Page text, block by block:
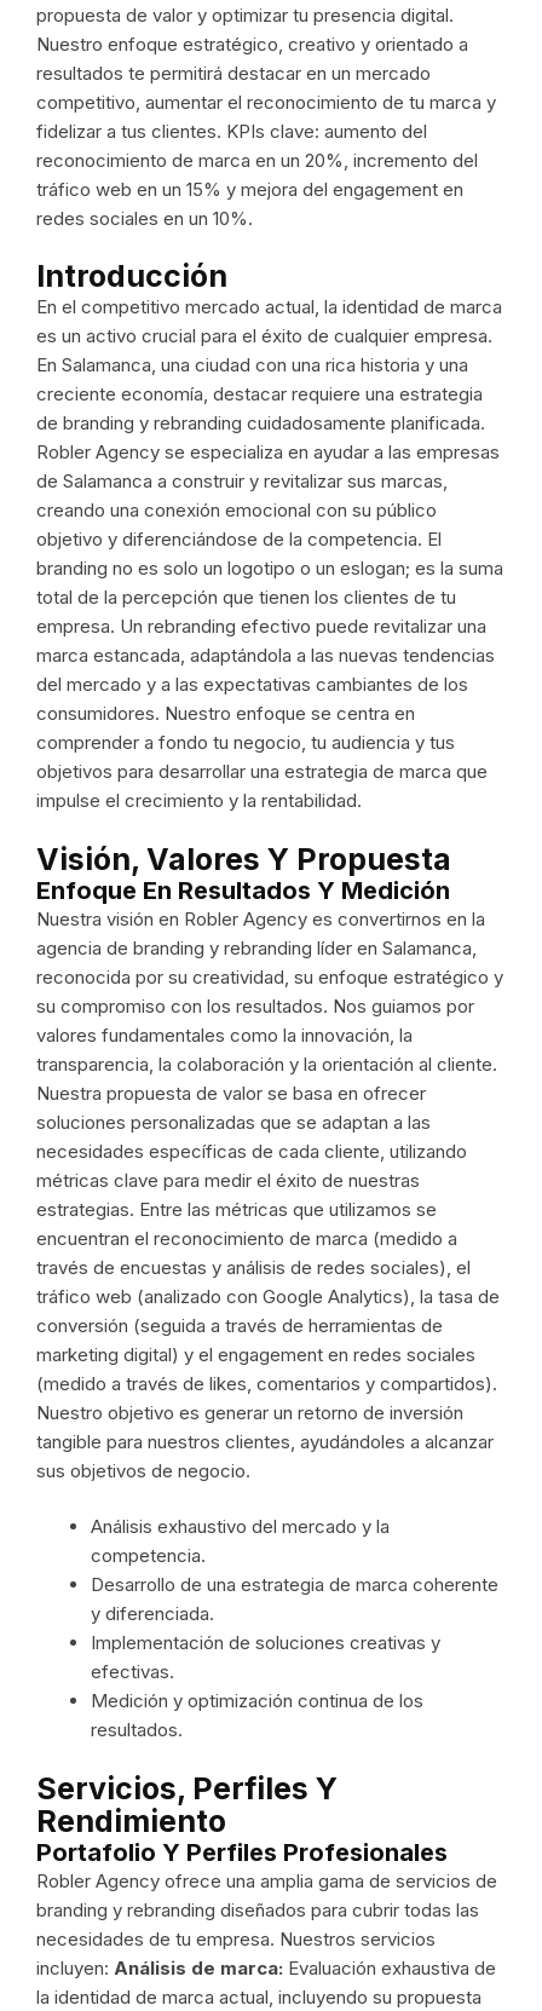
propuesta de valor y optimizar tu presencia digital.
Nuestro enfoque estratégico, creativo y orientado a
resultados te permitirá destacar en un mercado
competitivo, aumentar el reconocimiento de tu marca y
fidelizar a tus clientes. KPIs clave: aumento del
reconocimiento de marca en un 20%, incremento del
tráfico web en un 15% y mejora del engagement en
redes sociales en un 10%.
Introducción
En el competitivo mercado actual, la identidad de marca
es un activo crucial para el éxito de cualquier empresa.
En Salamanca, una ciudad con una rica historia y una
creciente economía, destacar requiere una estrategia
de branding y rebranding cuidadosamente planificada.
Robler Agency se especializa en ayudar a las empresas
de Salamanca a construir y revitalizar sus marcas,
creando una conexión emocional con su público
objetivo y diferenciándose de la competencia. El
branding no es solo un logotipo o un eslogan; es la suma
total de la percepción que tienen los clientes de tu
empresa. Un rebranding efectivo puede revitalizar una
marca estancada, adaptándola a las nuevas tendencias
del mercado y a las expectativas cambiantes de los
consumidores. Nuestro enfoque se centra en
comprender a fondo tu negocio, tu audiencia y tus
objetivos para desarrollar una estrategia de marca que
impulse el crecimiento y la rentabilidad.
Visión, Valores Y Propuesta
Enfoque En Resultados Y Medición
Nuestra visión en Robler Agency es convertirnos en la
agencia de branding y rebranding líder en Salamanca,
reconocida por su creatividad, su enfoque estratégico y
su compromiso con los resultados. Nos guiamos por
valores fundamentales como la innovación, la
transparencia, la colaboración y la orientación al cliente.
Nuestra propuesta de valor se basa en ofrecer
soluciones personalizadas que se adaptan a las
necesidades específicas de cada cliente, utilizando
métricas clave para medir el éxito de nuestras
estrategias. Entre las métricas que utilizamos se
encuentran el reconocimiento de marca (medido a
través de encuestas y análisis de redes sociales), el
tráfico web (analizado con Google Analytics), la tasa de
conversión (seguida a través de herramientas de
marketing digital) y el engagement en redes sociales
(medido a través de likes, comentarios y compartidos).
Nuestro objetivo es generar un retorno de inversión
tangible para nuestros clientes, ayudándoles a alcanzar
sus objetivos de negocio.
Análisis exhaustivo del mercado y la
competencia.
Desarrollo de una estrategia de marca coherente
y diferenciada.
Implementación de soluciones creativas y
efectivas.
Medición y optimización continua de los
resultados.
Servicios, Perfiles Y
Rendimiento
Portafolio Y Perfiles Profesionales
Robler Agency ofrece una amplia gama de servicios de
branding y rebranding diseñados para cubrir todas las
necesidades de tu empresa. Nuestros servicios
incluyen: Análisis de marca: Evaluación exhaustiva de
la identidad de marca actual, incluyendo su propuesta